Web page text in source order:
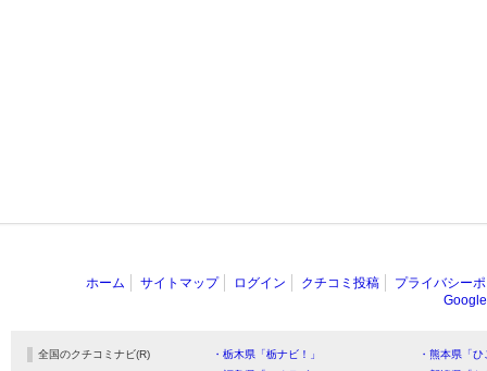
ホーム サイトマップ ログイン クチコミ投稿
プライバシー
全国のクチコミナビ(R) ・栃木県「栃ナビ！」
・熊本県「